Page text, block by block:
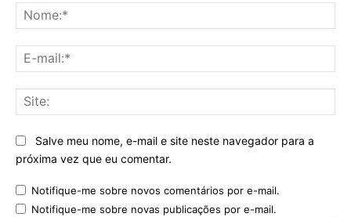
Salve meu nome, e-mail e site neste navegador para a
próxima vez que eu comentar.
Notifique-me sobre novos comentários por e-mail.
Notifique-me sobre novas publicações por e-mail.